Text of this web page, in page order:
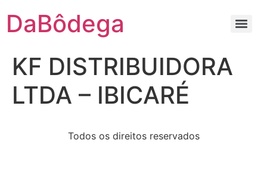
DaBôdega
KF DISTRIBUIDORA
LTDA – IBICARÉ
Todos os direitos reservados